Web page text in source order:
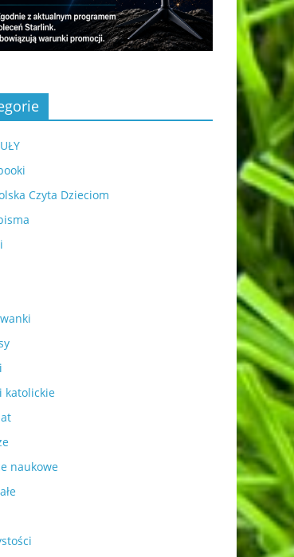
Czyta Dzieciom
katolickie
naukowe